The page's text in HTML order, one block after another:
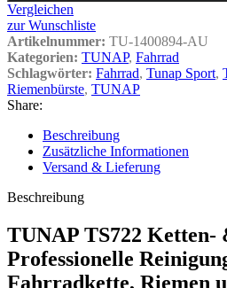
Vergleichen
zur Wunschliste
Artikelnummer: TU-1400894-AU
Kategorien: TUNAP, Fahrrad
Schlagwörter: Fahrrad, Tunap Sport,
Riemenbürste, TUNAP
Share:
Beschreibung
Zusätzliche Informationen
Versand & Lieferung
Beschreibung
TUNAP TS722 Ketten-
Professionelle
Fahrradkette, Riemen